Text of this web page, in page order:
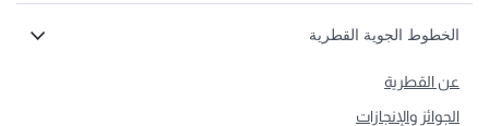
الخطوط الجوية القطرية
عن القطرية
الجوائز والإنجازات